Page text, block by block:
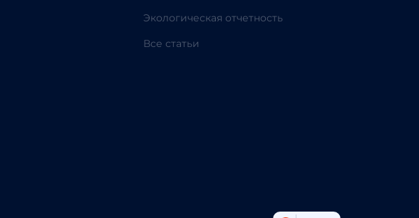
Экологическая отчетность
Все статьи